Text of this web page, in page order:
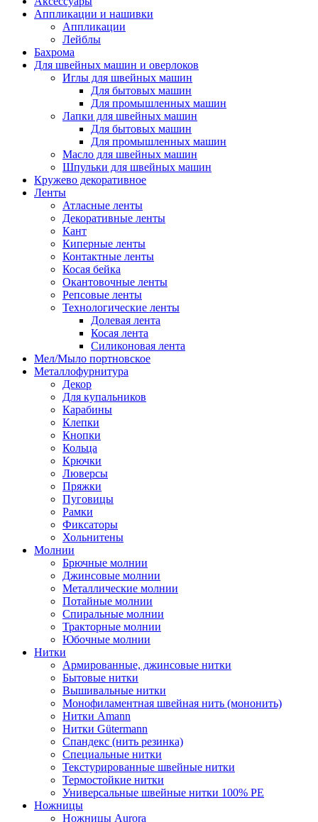
Аппликации и нашивки
Аппликации
Лейблы
Бахрома
Для швейных машин и оверлоков
Иглы для швейных машин
Для бытовых машин
Для промышленных машин
Лапки для швейных машин
Для бытовых машин
Для промышленных машин
Масло для швейных машин
Шпульки для швейных машин
Кружево декоративное
Ленты
Атласные ленты
Декоративные ленты
Кант
Киперные ленты
Контактные ленты
Косая бейка
Окантовочные ленты
Репсовые ленты
Технологические ленты
Долевая лента
Косая лента
Силиконовая лента
Мел/Мыло портновское
Металлофурнитура
Декор
Для купальников
Карабины
Клепки
Кнопки
Кольца
Крючки
Люверсы
Пряжки
Пуговицы
Рамки
Фиксаторы
Хольнитены
Молнии
Брючные молнии
Джинсовые молнии
Металлические молнии
Потайные молнии
Спиральные молнии
Тракторные молнии
Юбочные молнии
Нитки
Армированные, джинсовые нитки
Бытовые нитки
Вышивальные нитки
Монофиламентная швейная нить (мононить)
Нитки Amann
Нитки Gütermann
Спандекс (нить резинка)
Специальные нитки
Текстурированные швейные нитки
Термостойкие нитки
Универсальные швейные нитки 100% PE
Ножницы
Ножницы Aurora